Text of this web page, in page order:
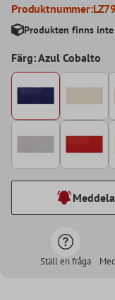
Produktnummer:
Produkten finns
Färg: Azul Cobalto
Ställ en fråga